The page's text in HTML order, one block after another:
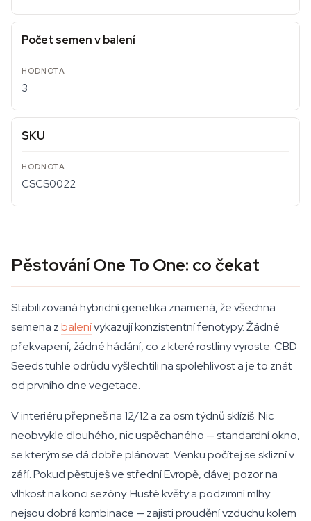
Počet semen v balení
3
SKU
CSCS0022
Pěstování One To One: co čekat
Stabilizovaná hybridní genetika znamená, že všechna
semena zbalenívykazují konzistentní fenotypy. Žádné
překvapení, žádné hádání, co z které rostliny vyroste. CBD
Seeds tuhle odrůdu vyšlechtili na spolehlivost a je to znát
od prvního dne vegetace.
V interiéru přepneš na 12/12 a za osm týdnů sklízíš. Nic
neobvykle dlouhého, nic uspěchaného — standardní okno,
se kterým se dá dobře plánovat. Venku počítej se sklizní v
září. Pokud pěstuješ ve střední Evropě, dávej pozor na
vlhkost na konci sezóny. Husté květy a podzimní mlhy
nejsou dobrá kombinace — zajisti proudění vzduchu kolem